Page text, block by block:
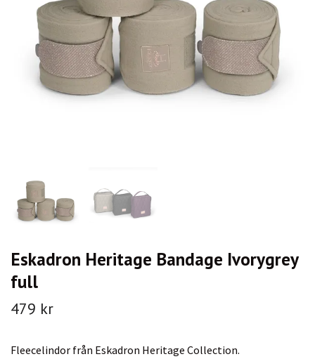
Eskadron Heritage Bandage Ivorygrey
full
479 kr
Fleecelindor från Eskadron Heritage Collection.